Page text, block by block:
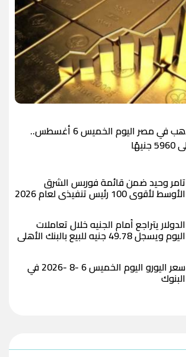
ارتفاع أسعار الذهب في مصر اليوم الخميس 6 أغسطس..
تامر وحيد ضمن قائمة فوربس الشرق
الأوسط لأقوى 100 رئيس تنفيذي لعام 2026
الدولار يتراجع أمام الجنيه خلال تعاملات
اليوم ويسجل 49.78 جنيه للبيع بالبنك الأهلي
المصري
سعر اليورو اليوم الخميس 6 -8 -2026 في
البنوك